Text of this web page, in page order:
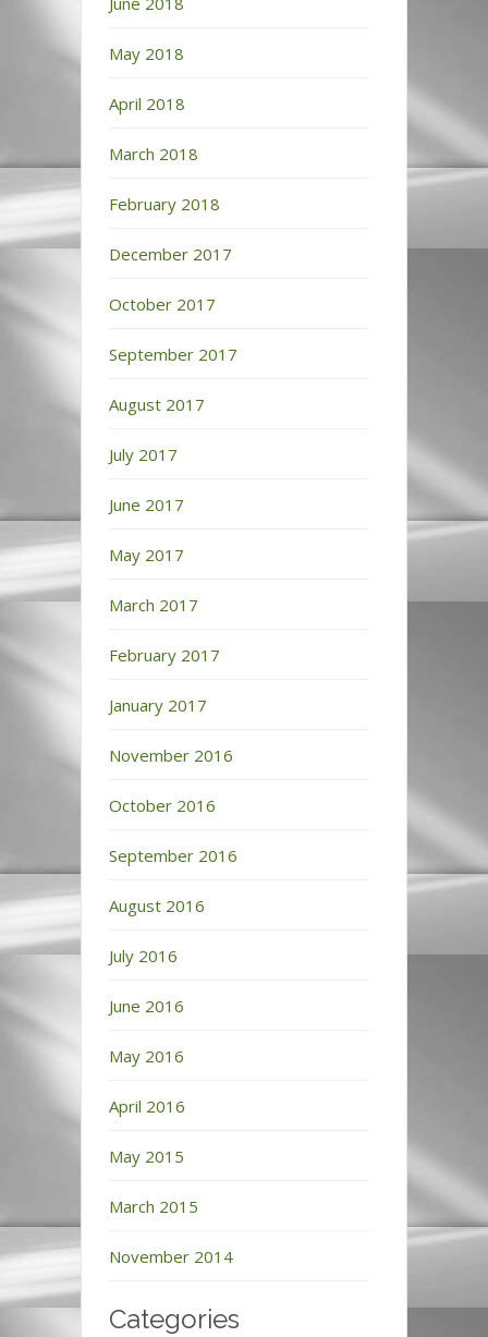
May 2018
April 2018
March 2018
February 2018
December 2017
October 2017
September 2017
August 2017
July 2017
June 2017
May 2017
March 2017
February 2017
January 2017
November 2016
October 2016
September 2016
August 2016
July 2016
June 2016
May 2016
April 2016
May 2015
March 2015
November 2014
Categories